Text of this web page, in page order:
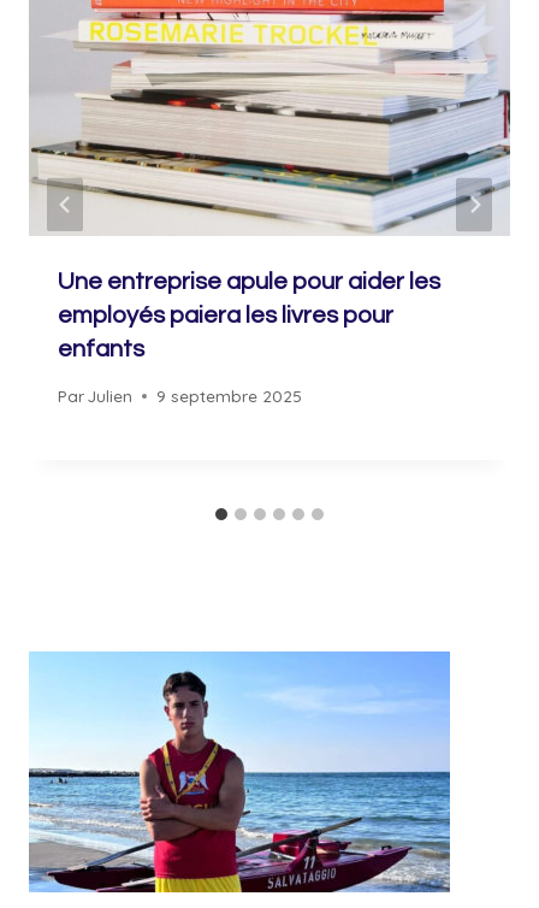
Une entreprise apule pour aider les
employés paiera les livres pour
enfants
ParJulien 9 septembre 2025